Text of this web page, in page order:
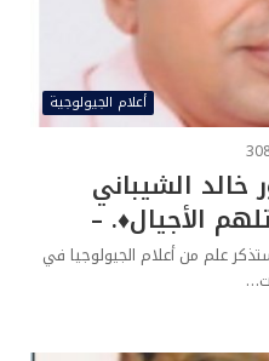
أعلام الجيولوجية
خالد الشيباني
الأجيال♦️. –
علم من أعلام الجيولوجيا في